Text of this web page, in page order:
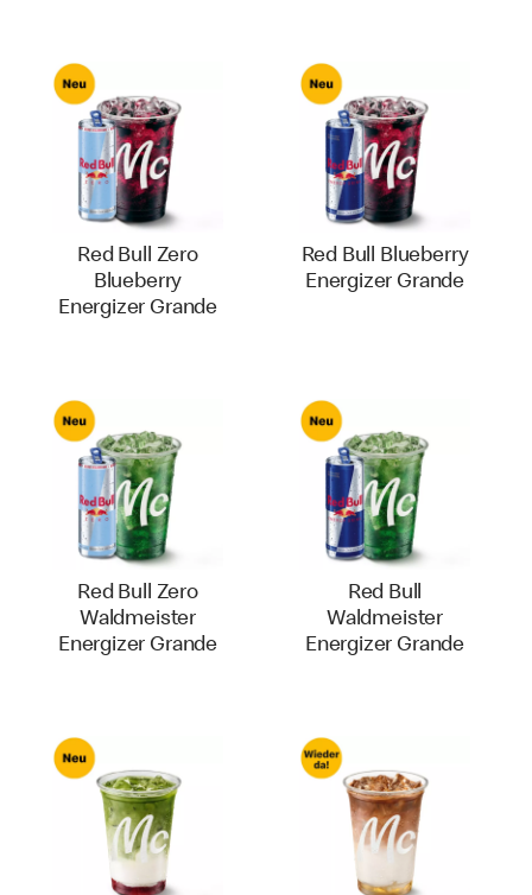
Red Bull Zero
Blueberry
Energizer Grande
Red Bull Blueberry
Energizer Grande
Red Bull Zero
Waldmeister
Energizer Grande
Red Bull
Waldmeister
Energizer Grande